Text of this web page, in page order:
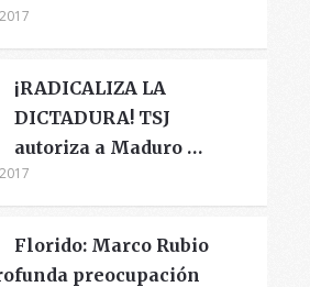
¡RADICALIZA LA
DICTADURA! TSJ
autoriza a Maduro …
Florido: Marco Rubio
preocupación